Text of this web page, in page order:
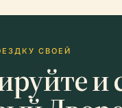
СВОЕЙ
и